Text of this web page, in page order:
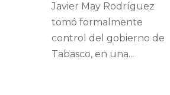
Javier May Rodríguez
tomó formalmente
control del gobierno de
Tabasco, en una...